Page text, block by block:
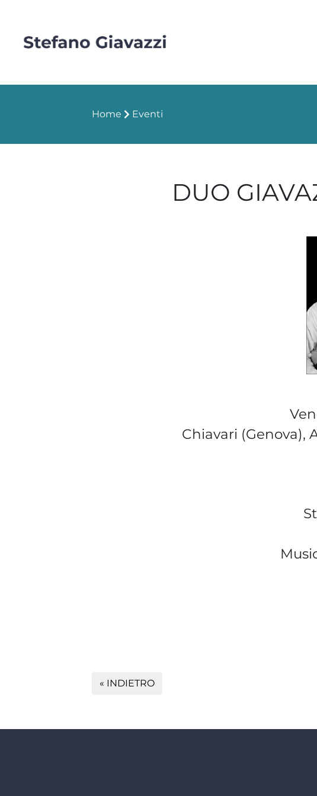
Home Eventi
DUO
Chiavari (Genova),
« INDIETRO